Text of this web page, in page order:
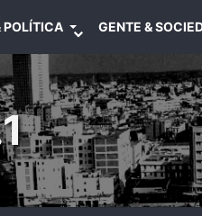
POLÍTICA GENTE &